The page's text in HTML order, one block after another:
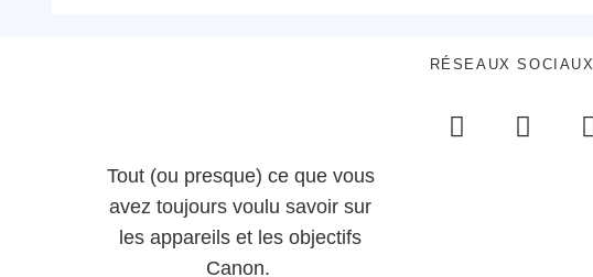
Tout (ou presque) ce que vous
avez toujours voulu savoir sur
les appareils et les objectifs
Canon.
RÉSEAUX SOCIAUX